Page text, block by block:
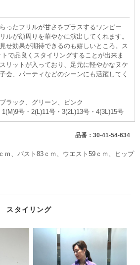
ったフリルが甘さをプラスするワンピー
ルが顔周りを華やかに演出してくれます。
せ効果が期待できるのも嬉しいところ。ス
で品良くスタイリングすることが出来ま
リットが入っており、足元に軽やかなヌケ
会、パーティなどのシーンにも活躍してく
ラック、グリーン、ピンク
号・2(L)11号・3(2L)13号・4(3L)15号
品番：30-41-54-634
ｍ、バスト83ｃｍ、ウエスト59ｃｍ、ヒップ
スタイリング